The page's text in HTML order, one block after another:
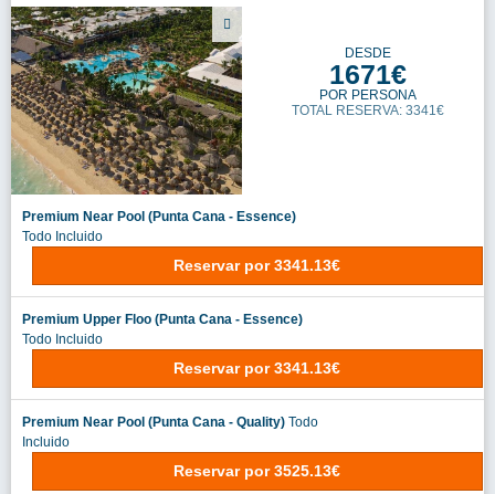
DESDE
1671€
POR PERSONA
TOTAL RESERVA: 3341€
Premium Near Pool (Punta Cana - Essence)
Todo Incluido
Reservar por 3341.13€
Premium Upper Floo (Punta Cana - Essence)
Todo Incluido
Reservar por 3341.13€
Premium Near Pool (Punta Cana - Quality) Todo
Incluido
Reservar por 3525.13€